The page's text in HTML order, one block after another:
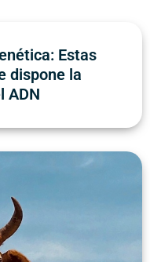
Estas
dispone la
ADN